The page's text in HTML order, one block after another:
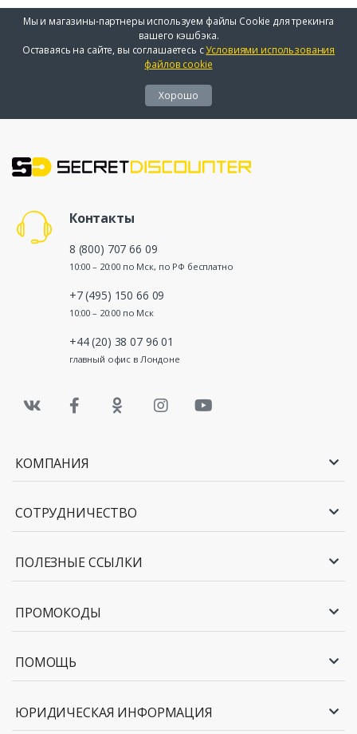
Мы и магазины-партнеры используем файлы Cookie для трекинга
вашего кэшбэка.
Оставаясь на сайте, вы соглашаетесь сУсловиями использования
файлов cookie
Хорошо
Контакты
8 (800) 707 66 09
10:00 – 20:00 по Мск, по РФ бесплатно
+7 (495) 150 66 09
10:00 – 20:00 по Мск
+44 (20) 38 07 96 01
главный офис в Лондоне
КОМПАНИЯ
СОТРУДНИЧЕСТВО
ПОЛЕЗНЫЕ ССЫЛКИ
ПРОМОКОДЫ
ПОМОЩЬ
ЮРИДИЧЕСКАЯ ИНФОРМАЦИЯ